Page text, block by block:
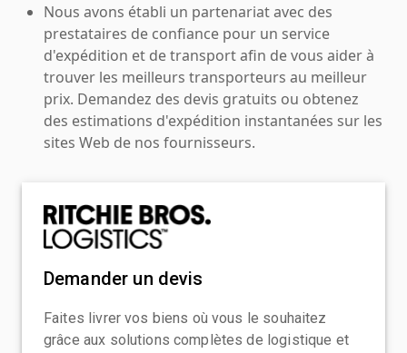
Nous avons établi un partenariat avec des
prestataires de confiance pour un service
d'expédition et de transport afin de vous aider à
trouver les meilleurs transporteurs au meilleur
prix. Demandez des devis gratuits ou obtenez
des estimations d'expédition instantanées sur les
sites Web de nos fournisseurs.
Demander un devis
Faites livrer vos biens où vous le souhaitez
grâce aux solutions complètes de logistique et